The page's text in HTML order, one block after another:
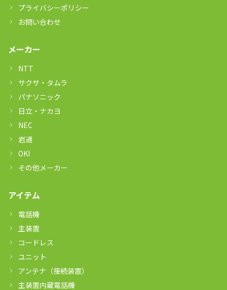
プライバシーポリシー
お問い合わせ
メーカー
NTT
サクサ・タムラ
パナソニック
日立・ナカヨ
NEC
岩通
OKI
その他メーカー
アイテム
電話機
主装置
コードレス
ユニット
アンテナ（接続装置）
主装置内蔵電話機